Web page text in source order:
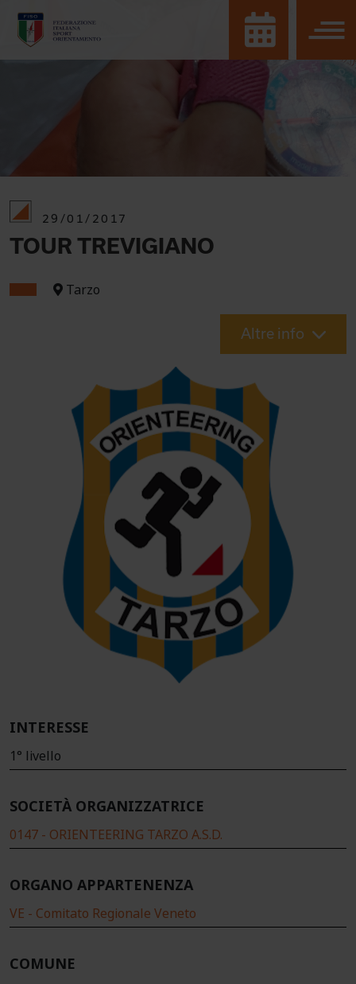
29/01/2017
TOUR TREVIGIANO
Tarzo
Altre info
INTERESSE
1° livello
SOCIETÀ ORGANIZZATRICE
0147 - ORIENTEERING TARZO A.S.D.
ORGANO APPARTENENZA
VE - Comitato Regionale Veneto
COMUNE